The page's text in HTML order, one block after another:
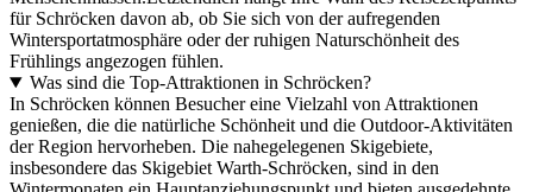
für Schröcken davon ab, ob Sie sich von der aufregenden
Wintersportatmosphäre oder der ruhigen Naturschönheit des
Frühlings angezogen fühlen.
Was sind die Top-Attraktionen in Schröcken?
In Schröcken können Besucher eine Vielzahl von Attraktionen
genießen, die die natürliche Schönheit und die Outdoor-Aktivitäten
der Region hervorheben. Die nahegelegenen Skigebiete,
insbesondere das Skigebiet Warth-Schröcken, sind in den